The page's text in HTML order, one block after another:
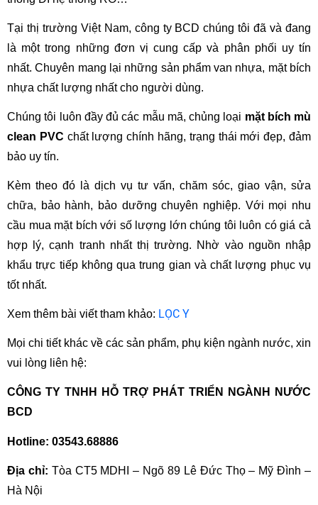
Tại thị trường Việt Nam, công ty BCD chúng tôi đã và đang
là một trong những đơn vị cung cấp và phân phối uy tín
nhất. Chuyên mang lại những sản phẩm van nhựa, mặt bích
nhựa chất lượng nhất cho người dùng.
Chúng tôi luôn đầy đủ các mẫu mã, chủng loại mặt bích mù
clean PVC chất lượng chính hãng, trạng thái mới đẹp, đảm
bảo uy tín.
Kèm theo đó là dịch vụ tư vấn, chăm sóc, giao vận, sửa
chữa, bảo hành, bảo dưỡng chuyên nghiệp. Với mọi nhu
cầu mua mặt bích với số lượng lớn chúng tôi luôn có giá cả
hợp lý, cạnh tranh nhất thị trường. Nhờ vào nguồn nhập
khẩu trực tiếp không qua trung gian và chất lượng phục vụ
tốt nhất.
Xem thêm bài viết tham khảo: LỌC Y
Mọi chi tiết khác về các sản phẩm, phụ kiện ngành nước, xin
vui lòng liên hệ:
CÔNG TY TNHH HỖ TRỢ PHÁT TRIỂN NGÀNH NƯỚC
BCD
Hotline: 03543.68886
Địa chỉ: Tòa CT5 MDHI – Ngõ 89 Lê Đức Thọ – Mỹ Đình –
Hà Nội